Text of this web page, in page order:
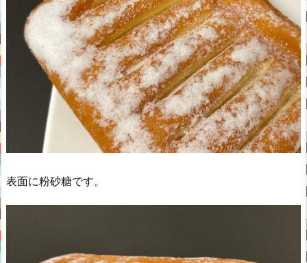
表面に粉砂糖です。